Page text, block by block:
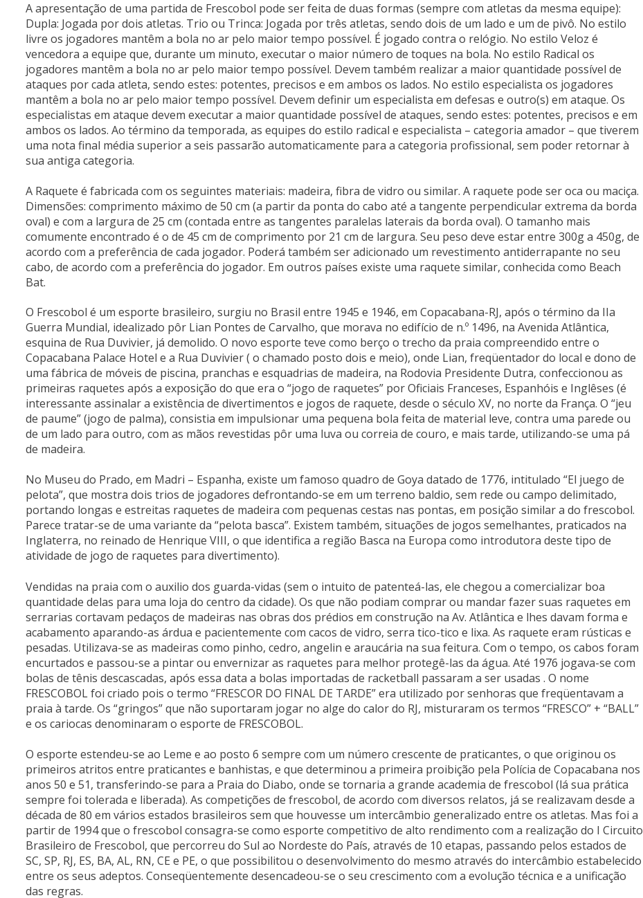
A apresentação de uma partida de Frescobol pode ser feita de duas formas (sempre com atletas da mesma equipe):
Dupla: Jogada por dois atletas. Trio ou Trinca: Jogada por três atletas, sendo dois de um lado e um de pivô. No estilo
livre os jogadores mantêm a bola no ar pelo maior tempo possível. É jogado contra o relógio. No estilo Veloz é
vencedora a equipe que, durante um minuto, executar o maior número de toques na bola. No estilo Radical os
jogadores mantêm a bola no ar pelo maior tempo possível. Devem também realizar a maior quantidade possível de
ataques por cada atleta, sendo estes: potentes, precisos e em ambos os lados. No estilo especialista os jogadores
mantêm a bola no ar pelo maior tempo possível. Devem definir um especialista em defesas e outro(s) em ataque. Os
especialistas em ataque devem executar a maior quantidade possível de ataques, sendo estes: potentes, precisos e em
ambos os lados. Ao término da temporada, as equipes do estilo radical e especialista – categoria amador – que tiverem
uma nota final média superior a seis passarão automaticamente para a categoria profissional, sem poder retornar à
sua antiga categoria.
A Raquete é fabricada com os seguintes materiais: madeira, fibra de vidro ou similar. A raquete pode ser oca ou maciça.
Dimensões: comprimento máximo de 50 cm (a partir da ponta do cabo até a tangente perpendicular extrema da borda
oval) e com a largura de 25 cm (contada entre as tangentes paralelas laterais da borda oval). O tamanho mais
comumente encontrado é o de 45 cm de comprimento por 21 cm de largura. Seu peso deve estar entre 300g a 450g, de
acordo com a preferência de cada jogador. Poderá também ser adicionado um revestimento antiderrapante no seu
cabo, de acordo com a preferência do jogador. Em outros países existe uma raquete similar, conhecida como Beach
Bat.
O Frescobol é um esporte brasileiro, surgiu no Brasil entre 1945 e 1946, em Copacabana-RJ, após o término da IIa
Guerra Mundial, idealizado pôr Lian Pontes de Carvalho, que morava no edifício de n.º 1496, na Avenida Atlântica,
esquina de Rua Duvivier, já demolido. O novo esporte teve como berço o trecho da praia compreendido entre o
Copacabana Palace Hotel e a Rua Duvivier ( o chamado posto dois e meio), onde Lian, freqüentador do local e dono de
uma fábrica de móveis de piscina, pranchas e esquadrias de madeira, na Rodovia Presidente Dutra, confeccionou as
primeiras raquetes após a exposição do que era o “jogo de raquetes” por Oficiais Franceses, Espanhóis e Inglêses (é
interessante assinalar a existência de divertimentos e jogos de raquete, desde o século XV, no norte da França. O “jeu
de paume” (jogo de palma), consistia em impulsionar uma pequena bola feita de material leve, contra uma parede ou
de um lado para outro, com as mãos revestidas pôr uma luva ou correia de couro, e mais tarde, utilizando-se uma pá
de madeira.
No Museu do Prado, em Madri – Espanha, existe um famoso quadro de Goya datado de 1776, intitulado “El juego de
pelota”, que mostra dois trios de jogadores defrontando-se em um terreno baldio, sem rede ou campo delimitado,
portando longas e estreitas raquetes de madeira com pequenas cestas nas pontas, em posição similar a do frescobol.
Parece tratar-se de uma variante da “pelota basca”. Existem também, situações de jogos semelhantes, praticados na
Inglaterra, no reinado de Henrique VIII, o que identifica a região Basca na Europa como introdutora deste tipo de
atividade de jogo de raquetes para divertimento).
Vendidas na praia com o auxilio dos guarda-vidas (sem o intuito de patenteá-las, ele chegou a comercializar boa
quantidade delas para uma loja do centro da cidade). Os que não podiam comprar ou mandar fazer suas raquetes em
serrarias cortavam pedaços de madeiras nas obras dos prédios em construção na Av. Atlântica e lhes davam forma e
acabamento aparando-as árdua e pacientemente com cacos de vidro, serra tico-tico e lixa. As raquete eram rústicas e
pesadas. Utilizava-se as madeiras como pinho, cedro, angelin e araucária na sua feitura. Com o tempo, os cabos foram
encurtados e passou-se a pintar ou envernizar as raquetes para melhor protegê-las da água. Até 1976 jogava-se com
bolas de tênis descascadas, após essa data a bolas importadas de racketball passaram a ser usadas . O nome
FRESCOBOL foi criado pois o termo “FRESCOR DO FINAL DE TARDE” era utilizado por senhoras que freqüentavam a
praia à tarde. Os “gringos” que não suportaram jogar no alge do calor do RJ, misturaram os termos “FRESCO” + “BALL”
e os cariocas denominaram o esporte de FRESCOBOL.
O esporte estendeu-se ao Leme e ao posto 6 sempre com um número crescente de praticantes, o que originou os
primeiros atritos entre praticantes e banhistas, e que determinou a primeira proibição pela Polícia de Copacabana nos
anos 50 e 51, transferindo-se para a Praia do Diabo, onde se tornaria a grande academia de frescobol (lá sua prática
sempre foi tolerada e liberada). As competições de frescobol, de acordo com diversos relatos, já se realizavam desde a
década de 80 em vários estados brasileiros sem que houvesse um intercâmbio generalizado entre os atletas. Mas foi a
partir de 1994 que o frescobol consagra-se como esporte competitivo de alto rendimento com a realização do I Circuito
Brasileiro de Frescobol, que percorreu do Sul ao Nordeste do País, através de 10 etapas, passando pelos estados de
SC, SP, RJ, ES, BA, AL, RN, CE e PE, o que possibilitou o desenvolvimento do mesmo através do intercâmbio estabelecido
entre os seus adeptos. Conseqüentemente desencadeou-se o seu crescimento com a evolução técnica e a unificação
das regras.